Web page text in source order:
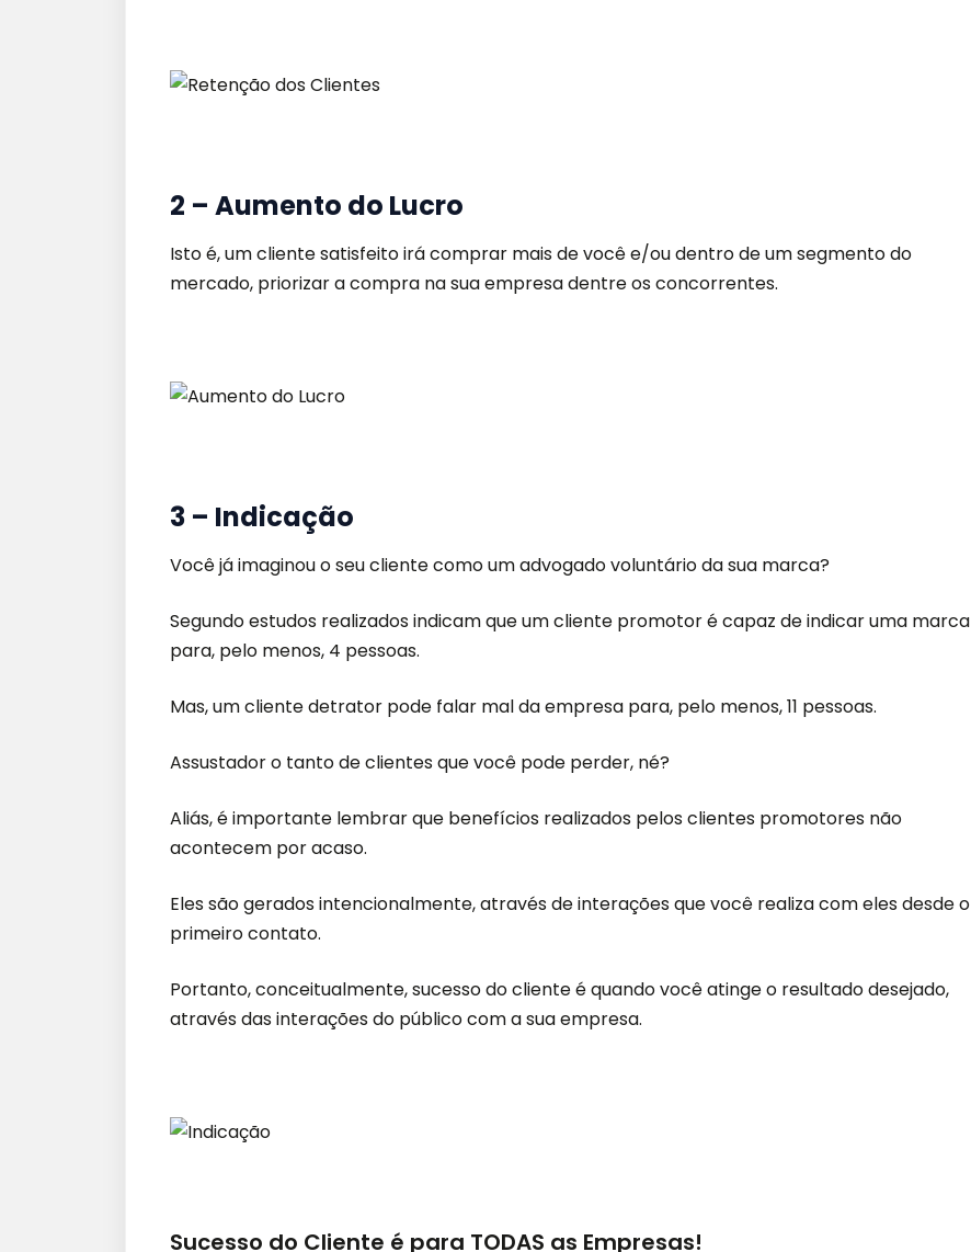
2 – Aumento do Lucro
Isto é, um cliente satisfeito irá comprar mais de você e/ou dentro de um segmento do
mercado, priorizar a compra na sua empresa dentre os concorrentes.
3 – Indicação
Você já imaginou o seu cliente como um advogado voluntário da sua marca?
Segundo estudos realizados indicam que um cliente promotor é capaz de indicar uma marca
para, pelo menos, 4 pessoas.
Mas, um cliente detrator pode falar mal da empresa para, pelo menos, 11 pessoas.
Assustador o tanto de clientes que você pode perder, né?
Aliás, é importante lembrar que benefícios realizados pelos clientes promotores não
acontecem por acaso.
Eles são gerados intencionalmente, através de interações que você realiza com eles desde o
primeiro contato.
Portanto, conceitualmente, sucesso do cliente é quando você atinge o resultado desejado,
através das interações do público com a sua empresa.
Sucesso do Cliente é para TODAS as Empresas!